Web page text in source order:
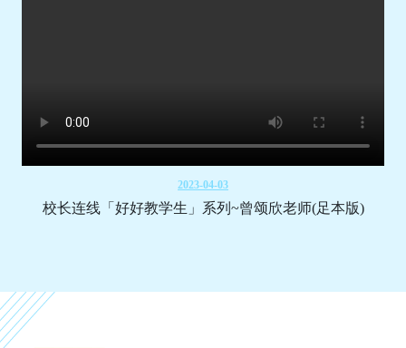
2023-04-03
校长连线「好好教学生」系列~曾颂欣老师(足本版)